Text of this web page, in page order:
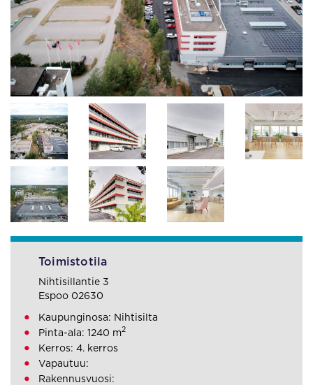
Toimistotila
Nihtisillantie 3
Espoo 02630
Kaupunginosa: Nihtisilta
Pinta-ala: 1240 m2
Kerros: 4. kerros
Vapautuu:
Rakennusvuosi: